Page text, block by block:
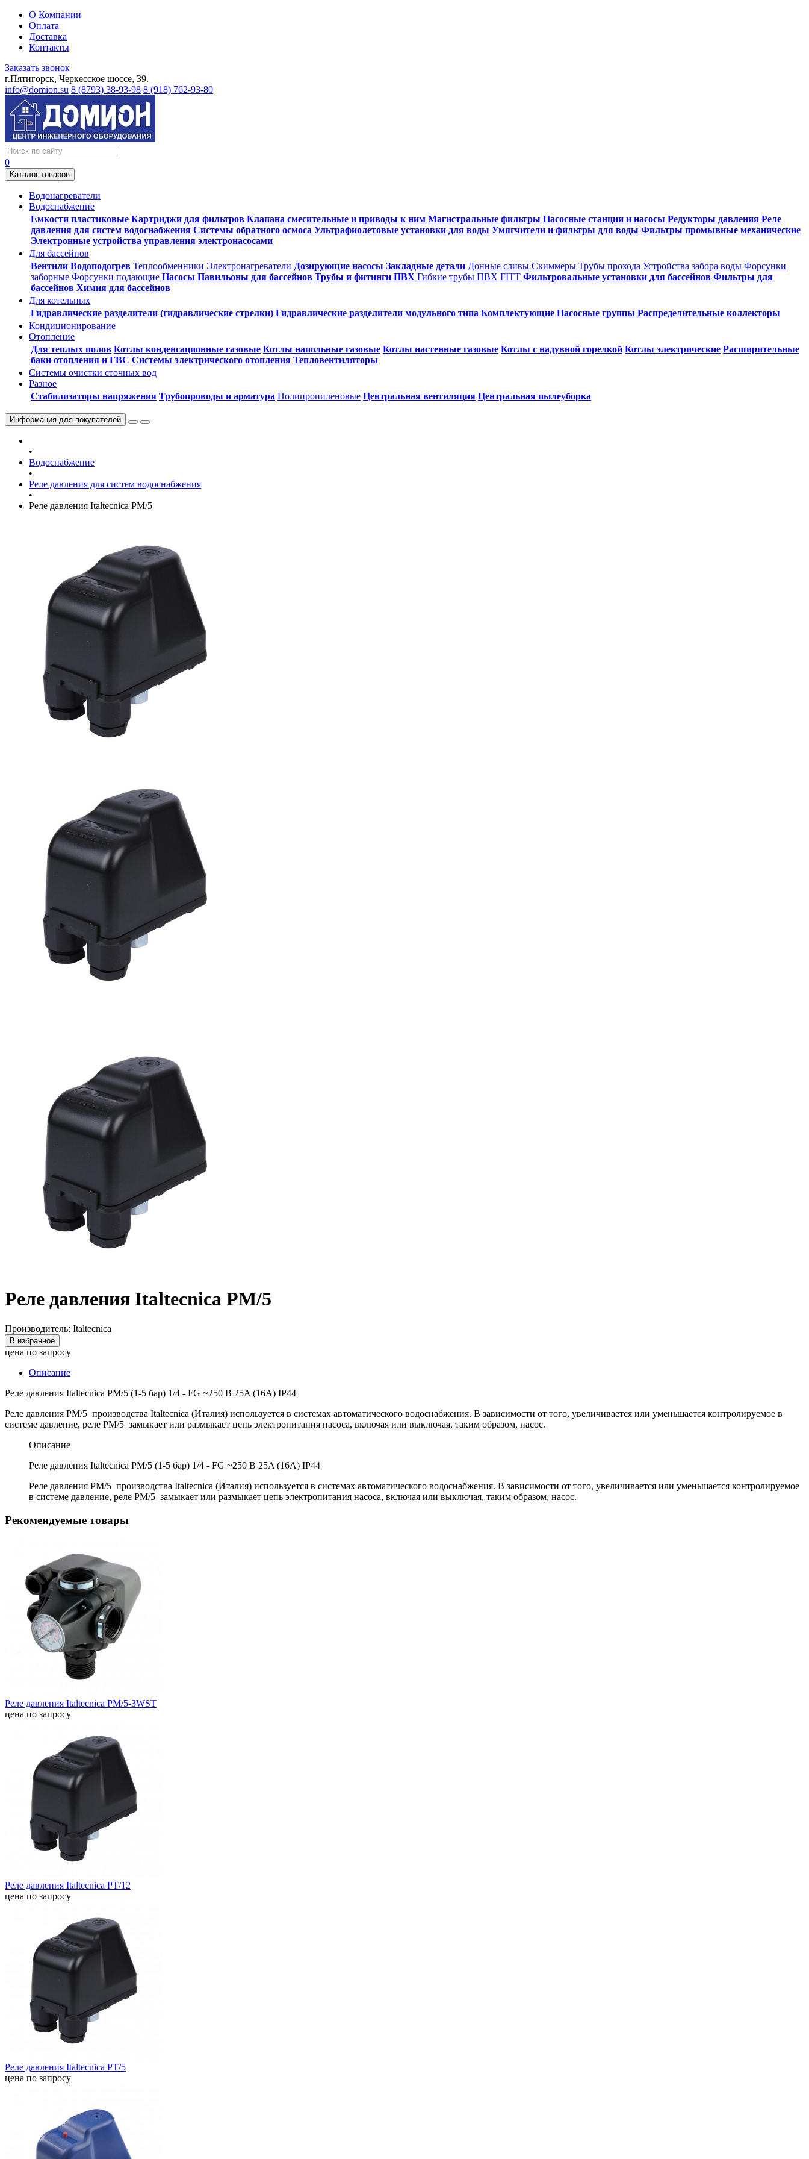
О Компании
Оплата
Доставка
Контакты
Заказать звонок
г.Пятигорск, Черкесское шоссе, 39.
info@domion.su 8 (8793) 38-93-98 8 (918) 762-93-80
0
Каталог товаров
Водонагреватели
Водоснабжение
Емкости пластиковые Картриджи для фильтров Клапана смесительные и приводы к ним Магистральные фильтры Насосные станции и насосы Редукторы давления Реле
давления для систем водоснабжения Системы обратного осмоса Ультрафиолетовые установки для воды Умягчители и фильтры для воды Фильтры промывные механические
Электронные устройства управления электронасосами
Для бассейнов
Вентили Водоподогрев Теплообменники Электронагреватели Дозирующие насосы Закладные детали Донные сливы Скиммеры Трубы прохода Устройства забора воды Форсунки
заборные Форсунки подающие Насосы Павильоны для бассейнов Трубы и фитинги ПВХ Гибкие трубы ПВХ FITT Фильтровальные установки для бассейнов Фильтры для
бассейнов Химия для бассейнов
Для котельных
Гидравлические разделители (гидравлические стрелки) Гидравлические разделители модульного типа Комплектующие Насосные группы Распределительные коллекторы
Кондиционирование
Отопление
Для теплых полов Котлы конденсационные газовые Котлы напольные газовые Котлы настенные газовые Котлы с надувной горелкой Котлы электрические Расширительные
баки отопления и ГВС Системы электрического отопления Тепловентиляторы
Системы очистки сточных вод
Разное
Стабилизаторы напряжения Трубопроводы и арматура Полипропиленовые Центральная вентиляция Центральная пылеуборка
Информация для покупателей
•
Водоснабжение
•
Реле давления для систем водоснабжения
•
Реле давления Italtecnica PM/5
Реле давления Italtecnica PM/5
Производитель: Italtecnica
В избранное
цена по запросу
Описание
Реле давления Italtecnica PM/5 (1-5 бар) 1/4 - FG ~250 В 25A (16A) IP44
Реле давления PM/5 производства Italtecnica (Италия) используется в системах автоматического водоснабжения. В зависимости от того, увеличивается или уменьшается контролируемое в
системе давление, реле PM/5 замыкает или размыкает цепь электропитания насоса, включая или выключая, таким образом, насос.
Описание
Реле давления Italtecnica PM/5 (1-5 бар) 1/4 - FG ~250 В 25A (16A) IP44
Реле давления PM/5 производства Italtecnica (Италия) используется в системах автоматического водоснабжения. В зависимости от того, увеличивается или уменьшается контролируемое
в системе давление, реле PM/5 замыкает или размыкает цепь электропитания насоса, включая или выключая, таким образом, насос.
Рекомендуемые товары
Реле давления Italtecnica PM/5-3WST
цена по запросу
Реле давления Italtecnica PT/12
цена по запросу
Реле давления Italtecnica PT/5
цена по запросу